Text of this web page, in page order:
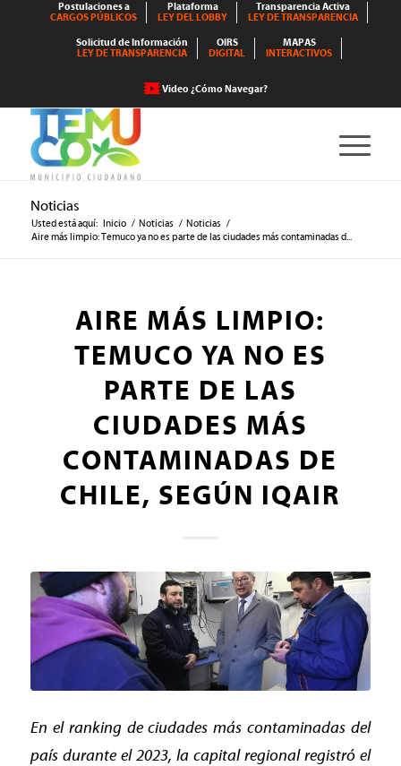
Postulaciones a
CARGOS PÚBLICOS
Plataforma
LEY DEL LOBBY
Transparencia Activa
LEY DE TRANSPARENCIA
Solicitud de Información
LEY DE TRANSPARENCIA
OIRS
DIGITAL
MAPAS
INTERACTIVOS
Video ¿Cómo Navegar?
Noticias
Usted está aquí: Inicio / Noticias / Noticias /
Aire más limpio: Temuco ya no es parte de las ciudades más contaminadas d...
AIRE MÁS LIMPIO:
TEMUCO YA NO ES
PARTE DE LAS
CIUDADES MÁS
CONTAMINADAS DE
CHILE, SEGÚN IQAIR
En el ranking de ciudades más contaminadas del
país durante el 2023, la capital regional registró el